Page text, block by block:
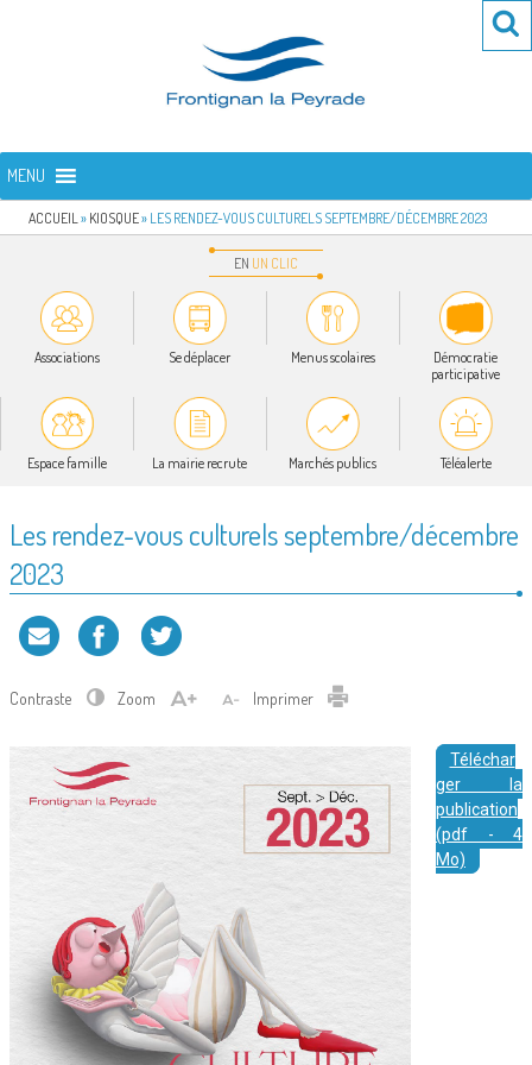
FRONTIGNAN LA PEYRADE
MENU
ACCUEIL » KIOSQUE» LES RENDEZ-VOUS CULTURELS SEPTEMBRE/DÉCEMBRE 2023
EN UN CLIC
Associations Se déplacer Menus scolaires
Démocratie
participative
Espace famille La mairie recrute Marchés publics Téléalerte
Les rendez-vous culturels septembre/décembre
2023
Contraste Zoom Imprimer
Téléchar
ger la
publication
(pdf - 4
Mo)